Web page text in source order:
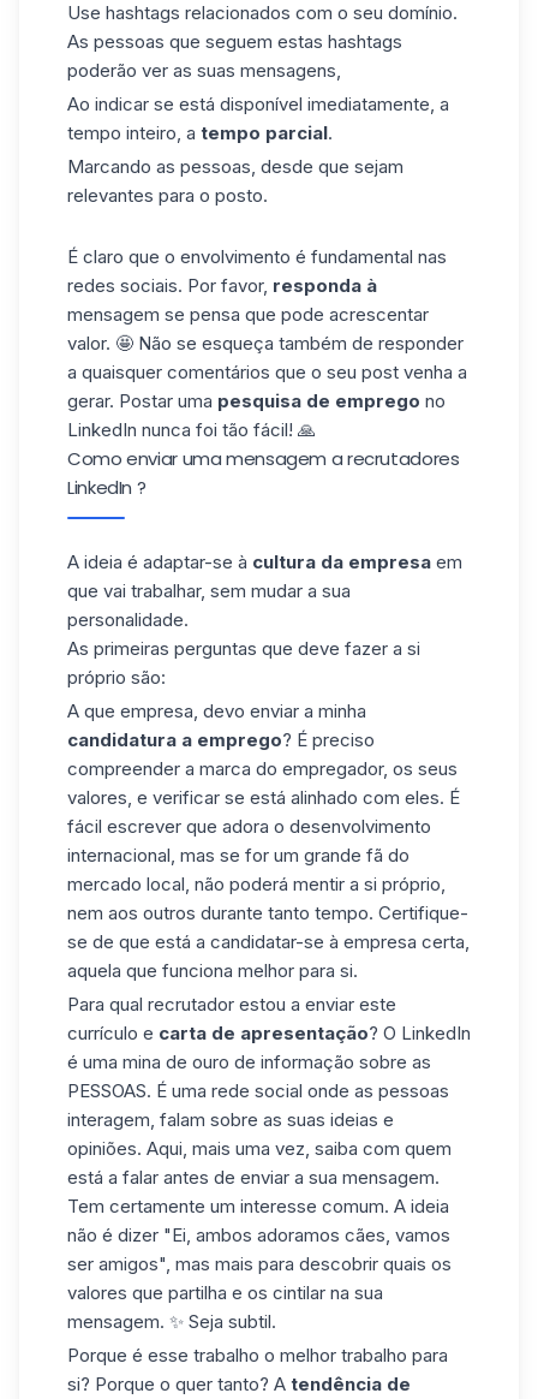
Use hashtags relacionados com o seu domínio.
As pessoas que seguem estas hashtags
poderão ver as suas mensagens,
Ao indicar se está disponível imediatamente, a
tempo inteiro, a tempo parcial.
Marcando as pessoas, desde que sejam
relevantes para o posto.
É claro que o envolvimento é fundamental nas
redes sociais. Por favor, responda à
mensagem se pensa que pode acrescentar
valor. 🤩 Não se esqueça também de responder
a quaisquer comentários que o seu post venha a
gerar. Postar uma pesquisa de emprego no
LinkedIn nunca foi tão fácil! 🙏
Como enviar uma mensagem a recrutadores
LinkedIn ?
A ideia é adaptar-se à cultura da empresa em
que vai trabalhar, sem mudar a sua
personalidade.
As primeiras perguntas que deve fazer a si
próprio são:
A que empresa, devo enviar a minha
candidatura a emprego? É preciso
compreender a marca do empregador, os seus
valores, e verificar se está alinhado com eles. É
fácil escrever que adora o desenvolvimento
internacional, mas se for um grande fã do
mercado local, não poderá mentir a si próprio,
nem aos outros durante tanto tempo. Certifique-
se de que está a candidatar-se à empresa certa,
aquela que funciona melhor para si.
Para qual recrutador estou a enviar este
currículo e carta de apresentação? O LinkedIn
é uma mina de ouro de informação sobre as
PESSOAS. É uma rede social onde as pessoas
interagem, falam sobre as suas ideias e
opiniões. Aqui, mais uma vez, saiba com quem
está a falar antes de enviar a sua mensagem.
Tem certamente um interesse comum. A ideia
não é dizer "Ei, ambos adoramos cães, vamos
ser amigos", mas mais para descobrir quais os
valores que partilha e os cintilar na sua
mensagem. ✨ Seja subtil.
Porque é esse trabalho o melhor trabalho para
si? Porque o quer tanto? A tendência de